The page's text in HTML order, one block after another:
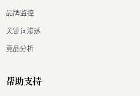
品牌监控
关键词渗透
竞品分析
帮助支持